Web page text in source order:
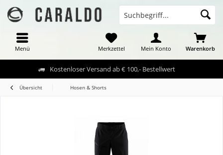
Kostenloser Versand ab € 100,- Bestellwert
Menü Warenkorb
Merkzettel Mein Konto
Übersicht Hosen & Shorts